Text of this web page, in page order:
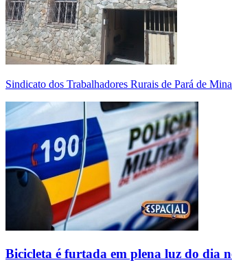
Sindicato dos Trabalhadores Rurais de Pará de
Bicicleta é furtada em plena luz do dia